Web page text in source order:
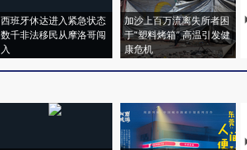
西班牙休达进入紧急状态
数千非法移民从摩洛哥闯
入
加沙上百万流离失所者困
于“塑料烤箱” 高温引发健
康危机